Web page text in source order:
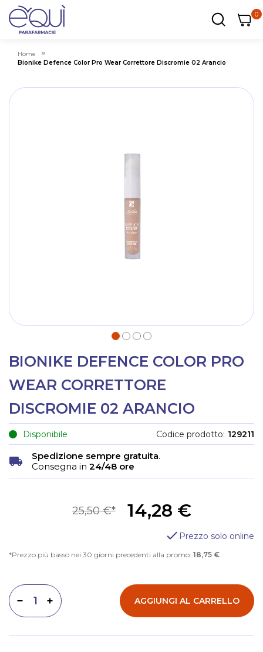
00
Home
Bionike Defence Color Pro Wear Correttore Discromie 02 Arancio
BIONIKE DEFENCE COLOR PRO
WEAR CORRETTORE
DISCROMIE 02 ARANCIO
Disponibile Codice prodotto 129211
Spedizione sempre gratuita.
Consegna in 24/48 ore
14,28 €
25,50 €
Prezzo solo online
Prezzo più basso nei 30 giorni precedenti alla promo: 18,75 €
Aumenta quantità
Diminuisci quantità AGGIUNGI AL CARRELLO
Skip
to
to